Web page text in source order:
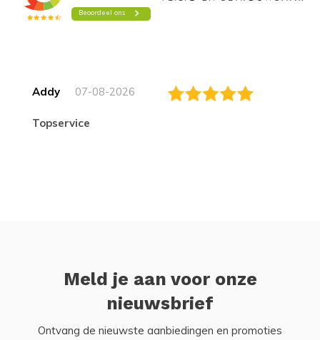
Addy 07-08-2026
topservice
Meld je aan voor onze
nieuwsbrief
Ontvang de nieuwste aanbiedingen en promoties